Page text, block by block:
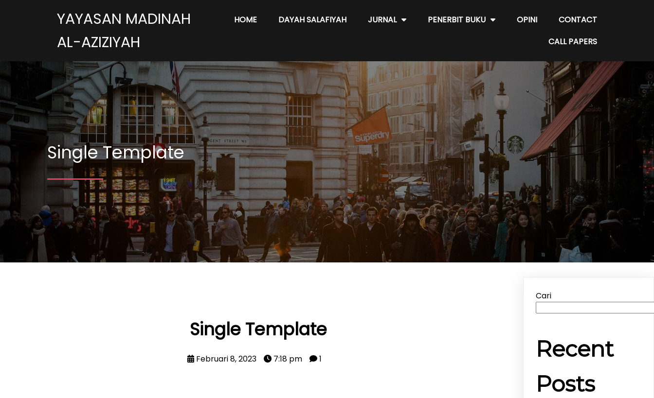
YAYASAN MADINAH
AL-AZIZIYAH
HOME DAYAH SALAFIYAH JURNAL PENERBIT BUKU OPINI
CONTACT
CALL PAPERS
Single Template
Single Template
Februari 8, 2023 7:18 pm 1
Cari
Recent
Posts